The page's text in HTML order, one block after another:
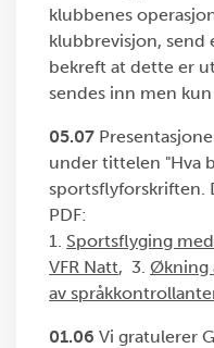
klubbenes
klubbrevisjon, send
bekreft at dette er
sendes inn men
05.07
under tittelen "Hva
sportsflyforskriften.
PDF:
1. Sportsflyging med
VFR Natt, 3. Økning
av
01.06 Vi gratulerer